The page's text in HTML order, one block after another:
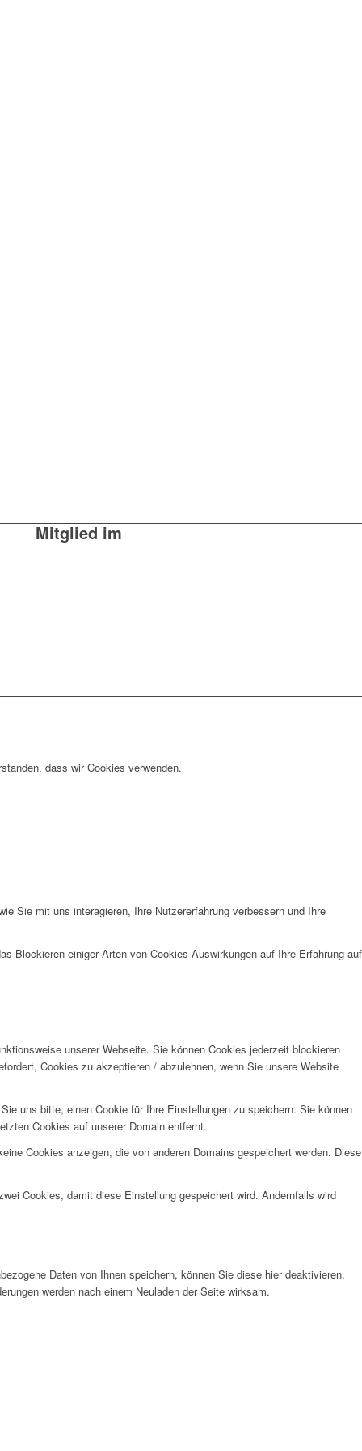
Mitglied im
dass wir Cookies verwenden.
Sie mit uns interagieren, Ihre Nutzererfahrung verbessern und Ihre
Blockieren einiger Arten von Cookies Auswirkungen auf Ihre Erfahrung auf
unserer Webseite. Sie können Cookies jederzeit blockieren
Cookies zu akzeptieren / abzulehnen, wenn Sie unsere Website
uns bitte, einen Cookie für Ihre Einstellungen zu speichern. Sie können
Cookies auf unserer Domain entfernt.
Cookies anzeigen, die von anderen Domains gespeichert werden. Diese
Cookies, damit diese Einstellung gespeichert wird. Andernfalls wird
Daten von Ihnen speichern, können Sie diese hier deaktivieren.
werden nach einem Neuladen der Seite wirksam.